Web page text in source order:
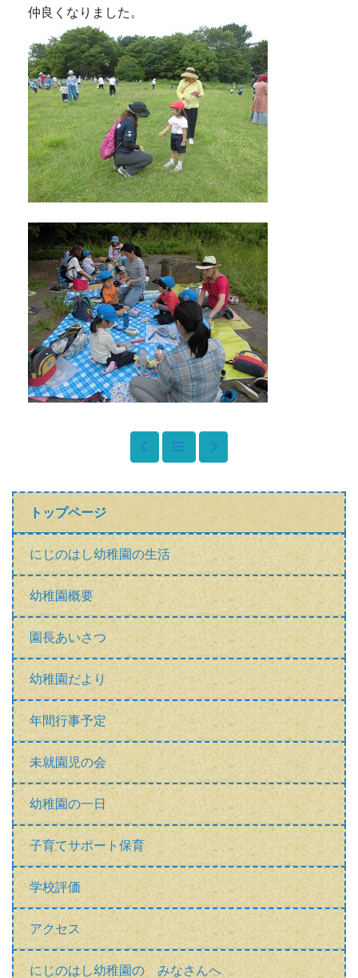
トップページ
にじのはし幼稚園の生活
幼稚園概要
園長あいさつ
幼稚園だより
年間行事予定
未就園児の会
幼稚園の一日
子育てサポート保育
学校評価
アクセス
にじのはし幼稚園の みなさんへ
仲良くなりました。